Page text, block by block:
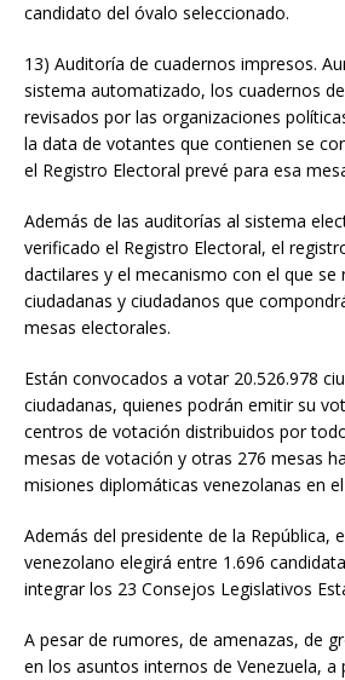
candidato del óvalo seleccionado.
13) Auditoría de cuadernos impresos.
sistema automatizado, los cuadernos
revisados por las organizaciones
la data de votantes que contienen se
el Registro Electoral prevé para esa
Además de las auditorías al sistema
verificado el Registro Electoral, el
dactilares y el mecanismo con el que se
ciudadanas y ciudadanos que
mesas electorales.
Están convocados a votar 20.526.978
ciudadanas, quienes podrán emitir su
centros de votación distribuidos por
mesas de votación y otras 276 mesas
misiones diplomáticas venezolanas en
Además del presidente de la República,
venezolano elegirá entre 1.696
integrar los 23 Consejos Legislativos
A pesar de rumores, de amenazas, de
en los asuntos internos de Venezuela, a